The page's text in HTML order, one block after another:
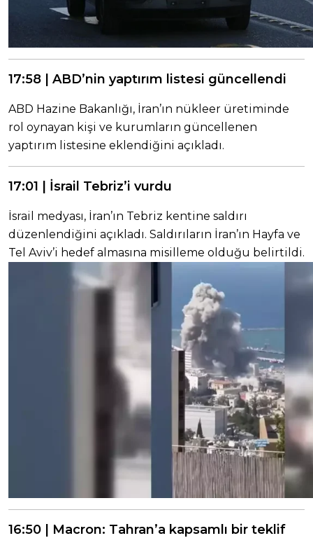
17:58 | ABD’nin yaptırım listesi güncellendi
ABD Hazine Bakanlığı, İran’ın nükleer üretiminde
rol oynayan kişi ve kurumların güncellenen
yaptırım listesine eklendiğini açıkladı.
17:01 | İsrail Tebriz’i vurdu
İsrail medyası, İran’ın Tebriz kentine saldırı
düzenlendiğini açıkladı. Saldırıların İran’ın Hayfa ve
Tel Aviv’i hedef almasına misilleme olduğu belirtildi.
16:50 | Macron: Tahran’a kapsamlı bir teklif